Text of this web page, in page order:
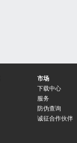
市场
下载中心
服务
防伪查询
诚征合作伙伴